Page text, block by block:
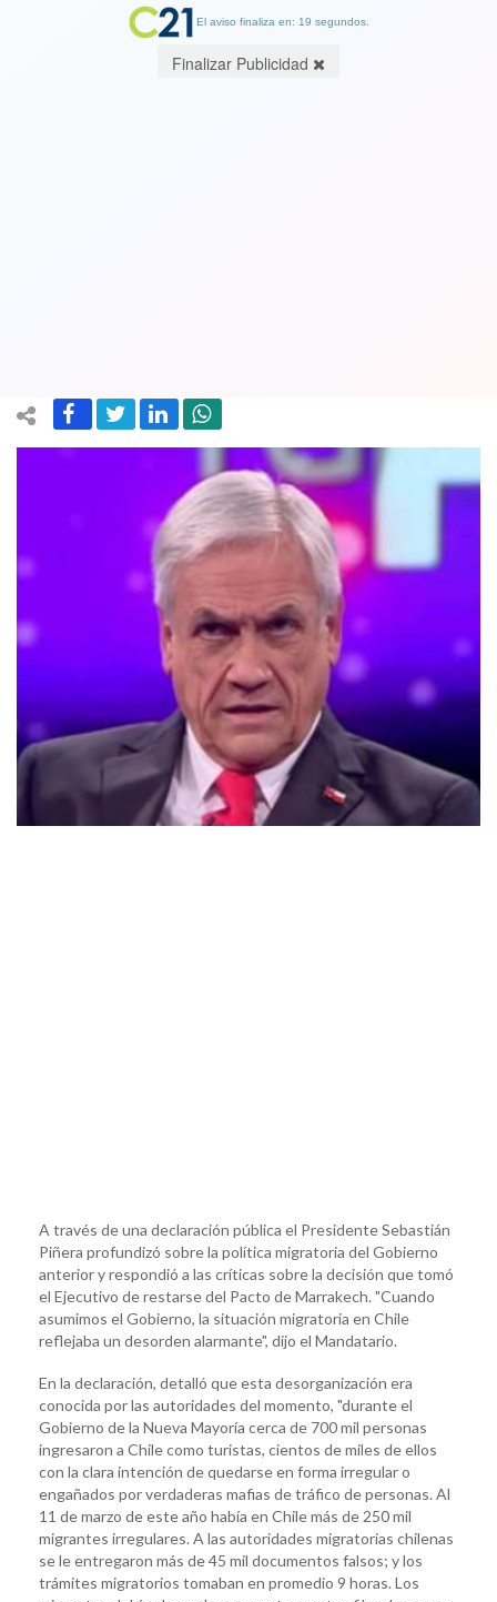
A través de una declaración pública el Presidente Sebastián
Piñera profundizó sobre la política migratoria del Gobierno
anterior y respondió a las críticas sobre la decisión que tomó
el Ejecutivo de restarse del Pacto de Marrakech. "Cuando
asumimos el Gobierno, la situación migratoria en Chile
reflejaba un desorden alarmante", dijo el Mandatario.
En la declaración, detalló que esta desorganización era
conocida por las autoridades del momento, "durante el
Gobierno de la Nueva Mayoría cerca de 700 mil personas
ingresaron a Chile como turistas, cientos de miles de ellos
con la clara intención de quedarse en forma irregular o
engañados por verdaderas mafias de tráfico de personas. Al
11 de marzo de este año había en Chile más de 250 mil
migrantes irregulares. A las autoridades migratorias chilenas
se le entregaron más de 45 mil documentos falsos; y los
trámites migratorios tomaban en promedio 9 horas. Los
El aviso finaliza en: 19 segundos.
Finalizar Publicidad